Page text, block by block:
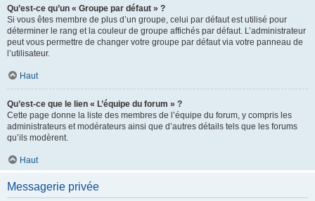
Qu’est-ce qu’un « Groupe par défaut » ?
Si vous êtes membre de plus d’un groupe, celui par défaut est utilisé pour
déterminer le rang et la couleur de groupe affichés par défaut. L’administrateur
peut vous permettre de changer votre groupe par défaut via votre panneau de
l’utilisateur.
Haut
Qu’est-ce que le lien « L’équipe du forum » ?
Cette page donne la liste des membres de l’équipe du forum, y compris les
administrateurs et modérateurs ainsi que d’autres détails tels que les forums
qu’ils modèrent.
Haut
Messagerie privée